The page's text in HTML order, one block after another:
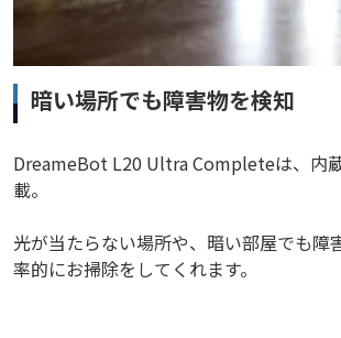
暗い場所でも障害物を検知
DreameBot L20 Ultra Completeは、内
載。
光が当たらない場所や、暗い部屋でも障
率的にお掃除をしてくれます。